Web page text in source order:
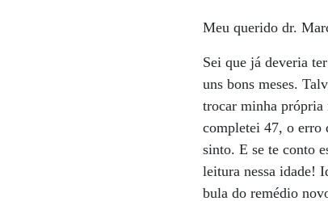
Meu querido dr.
Sei que já deveria
uns bons meses.
trocar minha própria
completei 47, o erro
sinto. E se te conto
leitura nessa idade!
bula do remédio